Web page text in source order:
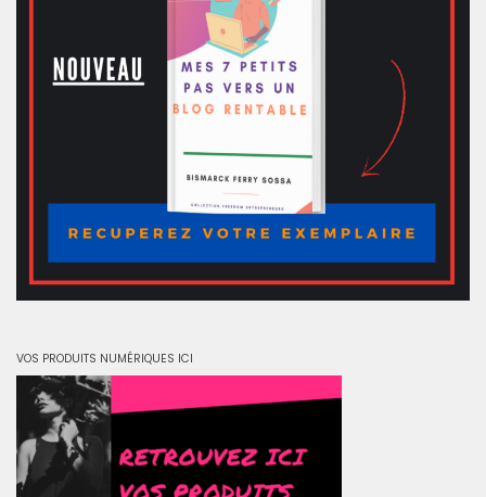
VOS PRODUITS NUMÉRIQUES ICI